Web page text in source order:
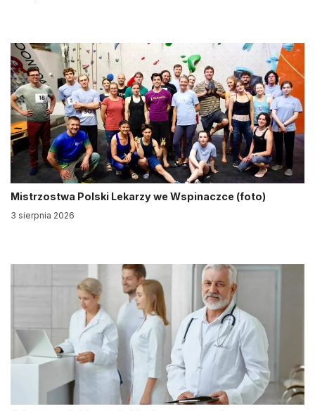
Mistrzostwa Polski Lekarzy we Wspinaczce (foto)
3 sierpnia 2026